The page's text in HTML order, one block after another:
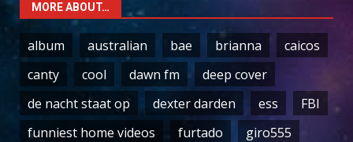
MORE ABOUT…
album australian bae brianna
caicos
canty
cool dawn fm
deep cover
de nacht staat op
dexter darden ess
FBI
funniest home videos
furtado
giro555